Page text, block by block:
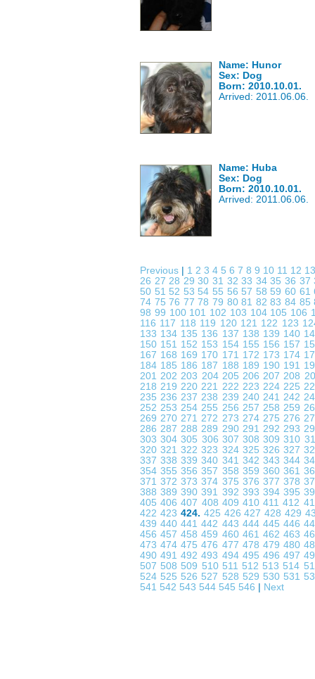
Name: Hunor
Sex: Dog
Born: 2010.10.01.
Arrived: 2011.06.06.
Name: Huba
Sex: Dog
Born: 2010.10.01.
Arrived: 2011.06.06.
Previous 1 2 3 4 5 6 7 8 9 10 11 12
26 2728 293031 3233 343536 37
50 51 52 53 54 55 56 57 58 5960 61
74 7576 777879 8081 828384 85
98 99 100 101 102 103 104 105 106
116 117 118 119 120 121 122 123
133 134 135 136 137 138 139 140
150 151 152 153 154 155 156 157
167 168 169 170 171 172 173 174
184 185 186 187 188 189 190 191
201202203 204 205 206207208
218219220221 222 223 224 225
235236237238 239 240 241 242
252253254255 256 257 258 259
269270271272 273 274 275 276
286287288289 290 291 292 293
303304305 306 307 308309310
320321322323 324 325 326 327
337338339340 341 342 343 344
354355356357 358 359 360 361
371372373374 375 376 377 378
388389390391 392 393 394 395
405406407 408 409 410411412
422 423 424. 425 426427428429
439440441442 443 444 445 446
456457458459 460 461 462 463
473474475476 477 478 479 480
490491492493 494 495 496 497
507 508 509 510 511 512 513 514
524 525 526 527 528 529 530 531
541 542 543 544 545 546 Next